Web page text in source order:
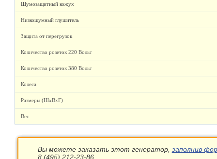
Шумозащитный кожух
Низкошумный глушитель
Защита от перегрузок
Количество розеток 220 Вольт
Количество розеток 380 Вольт
Колеса
Размеры (ШхВхГ)
Вес
Вы можете заказать этот генератор, заполнив
8 (495) 212-23-86